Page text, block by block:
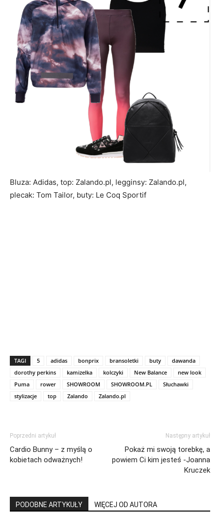
Bluza: Adidas, top: Zalando.pl, legginsy: Zalando.pl,
plecak: Tom Tailor, buty: Le Coq Sportif
TAGI 5 adidas bonprix bransoletki buty
dawanda
dorothy perkins
kamizelka kolczyki New Balance
new look
Puma
rower SHOWROOM SHOWROOM.PL
Słuchawki
stylizacje
top Zalando Zalando.pl
Poprzedni artykuł
Cardio Bunny – z myślą o
kobietach odważnych!
Następny artykuł
Pokaż mi swoją torebkę, a
powiem Ci kim jesteś -Joanna
Kruczek
PODOBNE ARTYKUŁY WIĘCEJ OD AUTORA